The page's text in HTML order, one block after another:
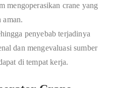
mengoperasikan crane yang
penyebab terjadinya
dan mengevaluasi sumber
di tempat kerja.